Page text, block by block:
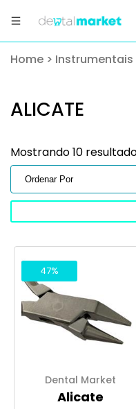
Home > Instrumentais
ALICATE
Mostrando 10
47%
Dental Market
Alicate